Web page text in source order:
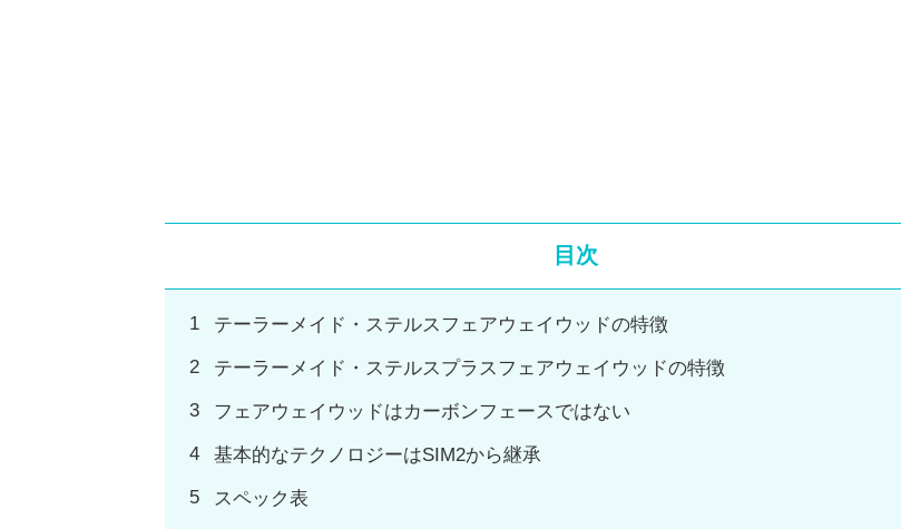
目次
テーラーメイド・ステルスフェアウェイウッドの特徴
テーラーメイド・ステルスプラスフェアウェイウッドの特徴
フェアウェイウッドはカーボンフェースではない
基本的なテクノロジーはSIM2から継承
スペック表